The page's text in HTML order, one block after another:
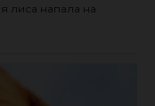
лиса напала на